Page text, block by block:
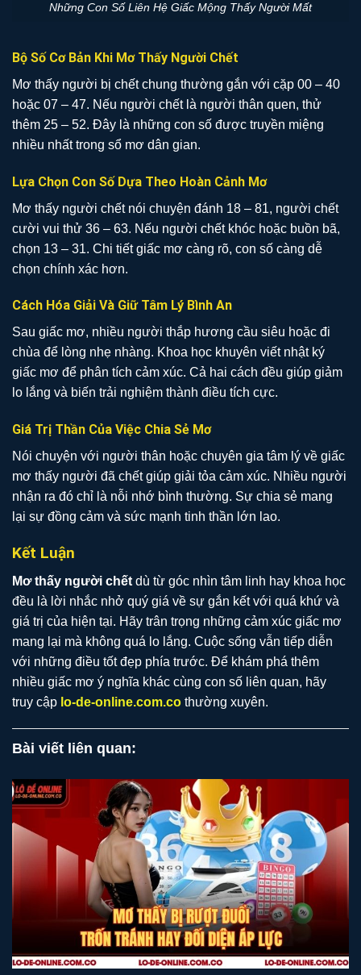
Những Con Số Liên Hệ Giấc Mộng Thấy Người Mất
Bộ Số Cơ Bản Khi Mơ Thấy Người Chết
Mơ thấy người bị chết chung thường gắn với cặp 00 – 40
hoặc 07 – 47. Nếu người chết là người thân quen, thử
thêm 25 – 52. Đây là những con số được truyền miệng
nhiều nhất trong sổ mơ dân gian.
Lựa Chọn Con Số Dựa Theo Hoàn Cảnh Mơ
Mơ thấy người chết nói chuyện đánh 18 – 81, người chết
cười vui thử 36 – 63. Nếu người chết khóc hoặc buồn bã,
chọn 13 – 31. Chi tiết giấc mơ càng rõ, con số càng dễ
chọn chính xác hơn.
Cách Hóa Giải Và Giữ Tâm Lý Bình An
Sau giấc mơ, nhiều người thắp hương cầu siêu hoặc đi
chùa để lòng nhẹ nhàng. Khoa học khuyên viết nhật ký
giấc mơ để phân tích cảm xúc. Cả hai cách đều giúp giảm
lo lắng và biến trải nghiệm thành điều tích cực.
Giá Trị Thần Của Việc Chia Sẻ Mơ
Nói chuyện với người thân hoặc chuyên gia tâm lý về giấc
mơ thấy người đã chết giúp giải tỏa cảm xúc. Nhiều người
nhận ra đó chỉ là nỗi nhớ bình thường. Sự chia sẻ mang
lại sự đồng cảm và sức mạnh tinh thần lớn lao.
Kết Luận
Mơ thấy người chết dù từ góc nhìn tâm linh hay khoa học
đều là lời nhắc nhở quý giá về sự gắn kết với quá khứ và
giá trị của hiện tại. Hãy trân trọng những cảm xúc giấc mơ
mang lại mà không quá lo lắng. Cuộc sống vẫn tiếp diễn
với những điều tốt đẹp phía trước. Để khám phá thêm
nhiều giấc mơ ý nghĩa khác cùng con số liên quan, hãy
truy cập lo-de-online.com.co thường xuyên.
Bài viết liên quan: